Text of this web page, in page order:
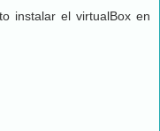
instalar el virtualBox en